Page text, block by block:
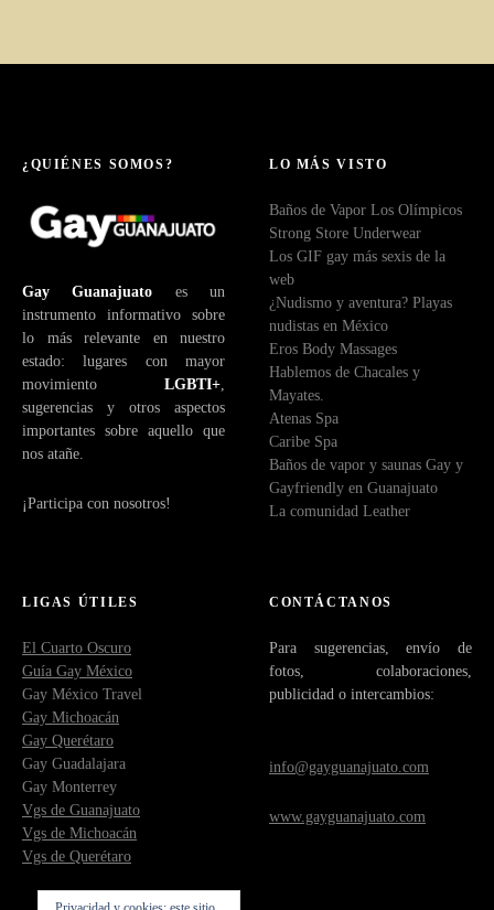
¿QUIÉNES SOMOS?
Gay Guanajuato es un
instrumento informativo sobre
lo más relevante en nuestro
estado: lugares con mayor
movimiento LGBTI+
sugerencias y otros aspectos
importantes sobre aquello que
nos atañe.
¡Participa con nosotros!
LO MÁS VISTO
Baños de Vapor Los Olímpicos
Strong Store Underwear
Los GIF gay más sexis de la
web
¿Nudismo y aventura? Playas
nudistas en México
Eros Body Massages
Hablemos de Chacales y
Mayates.
Atenas Spa
Caribe Spa
Baños de vapor y saunas Gay y
Gayfriendly en Guanajuato
La comunidad Leather
LIGAS ÚTILES
El Cuarto Oscuro
Guía Gay México
Gay México Travel
Gay Michoacán
Gay Querétaro
Gay Guadalajara
Gay Monterrey
Vgs de Guanajuato
Vgs de Michoacán
Vgs de Querétaro
CONTÁCTANOS
Para sugerencias, envío de
fotos, colaboraciones,
publicidad o intercambios:
info@gayguanajuato.com
www.gayguanajuato.com